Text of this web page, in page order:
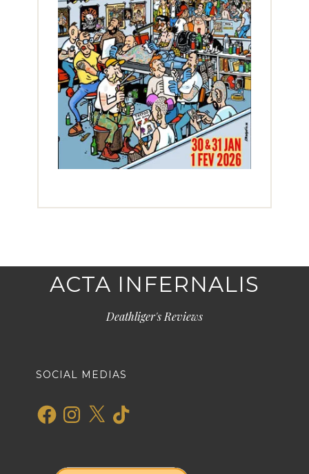
ACTA INFERNALIS
Deathliger's Reviews
SOCIAL MEDIAS
FacebookInstagram
X TikTok